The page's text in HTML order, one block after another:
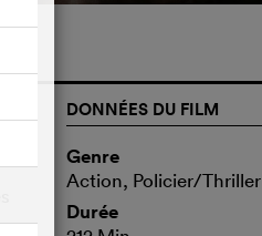
DONNÉES DU FILM
Genre
Action, Policier/Thriller
Durée